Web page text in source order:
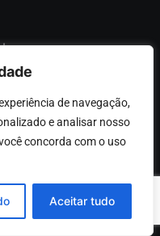
de navegação,
e analisar nosso
concorda com o uso
Aceitar tudo
exclusiva do autor e não